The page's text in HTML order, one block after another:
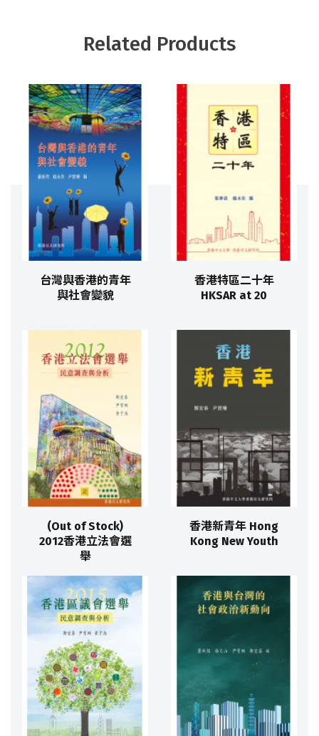
Related Products
台灣與香港的青年
與社會變貌
香港特區二十年
HKSAR at 20
(Out of Stock)
2012香港立法會選
舉
香港新青年 Hong
Kong New Youth